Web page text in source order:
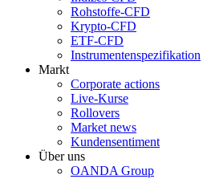
Rohstoffe-CFD
Krypto-CFD
ETF-CFD
Instrumentenspezifikation
Markt
Corporate actions
Live-Kurse
Rollovers
Market news
Kundensentiment
Über uns
OANDA Group